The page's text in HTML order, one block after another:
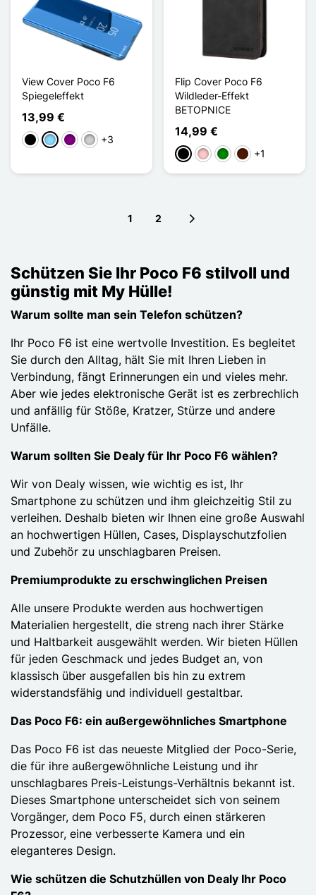
View Cover Poco F6
Spiegeleffekt
13,99 €
Schwarz
HellblauViolettSilber
+3
Flip Cover Poco F6
Wildleder-Effekt
BETOPNICE
14,99 €
Schwarz
PinkGrünDunkelbraun
+1
1 2
Schützen Sie Ihr Poco F6 stilvoll und
günstig mit My Hülle!
Warum sollte man sein Telefon schützen?
Ihr Poco F6 ist eine wertvolle Investition. Es begleitet
Sie durch den Alltag, hält Sie mit Ihren Lieben in
Verbindung, fängt Erinnerungen ein und vieles mehr.
Aber wie jedes elektronische Gerät ist es zerbrechlich
und anfällig für Stöße, Kratzer, Stürze und andere
Unfälle.
Warum sollten Sie Dealy für Ihr Poco F6 wählen?
Wir von Dealy wissen, wie wichtig es ist, Ihr
Smartphone zu schützen und ihm gleichzeitig Stil zu
verleihen. Deshalb bieten wir Ihnen eine große Auswahl
an hochwertigen Hüllen, Cases, Displayschutzfolien
und Zubehör zu unschlagbaren Preisen.
Premiumprodukte zu erschwinglichen Preisen
Alle unsere Produkte werden aus hochwertigen
Materialien hergestellt, die streng nach ihrer Stärke
und Haltbarkeit ausgewählt werden. Wir bieten Hüllen
für jeden Geschmack und jedes Budget an, von
klassisch über ausgefallen bis hin zu extrem
widerstandsfähig und individuell gestaltbar.
Das Poco F6: ein außergewöhnliches Smartphone
Das Poco F6 ist das neueste Mitglied der Poco-Serie,
die für ihre außergewöhnliche Leistung und ihr
unschlagbares Preis-Leistungs-Verhältnis bekannt ist.
Dieses Smartphone unterscheidet sich von seinem
Vorgänger, dem Poco F5, durch einen stärkeren
Prozessor, eine verbesserte Kamera und ein
eleganteres Design.
Wie schützen die Schutzhüllen von Dealy Ihr Poco